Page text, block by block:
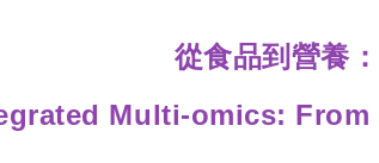
從食品到營養
Multi-omics: